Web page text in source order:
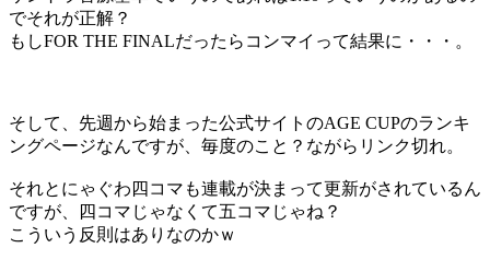
でそれが正解？
もしFOR THE FINALだったらコンマイって結果に・・・。
そして、先週から始まった公式サイトのAGE CUPのランキ
ングページなんですが、毎度のこと？ながらリンク切れ。
それとにゃぐわ四コマも連載が決まって更新がされているん
ですが、四コマじゃなくて五コマじゃね？
こういう反則はありなのかｗ